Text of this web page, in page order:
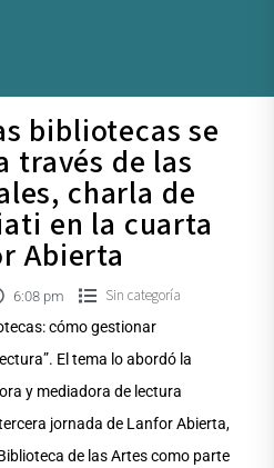
bibliotecas se
través de las
charla de
en la cuarta
Abierta
6:08 pm Sin categoría
cómo gestionar
El tema lo abordó la
y mediadora de lectura
jornada de Lanfor Abierta,
de las Artes como parte